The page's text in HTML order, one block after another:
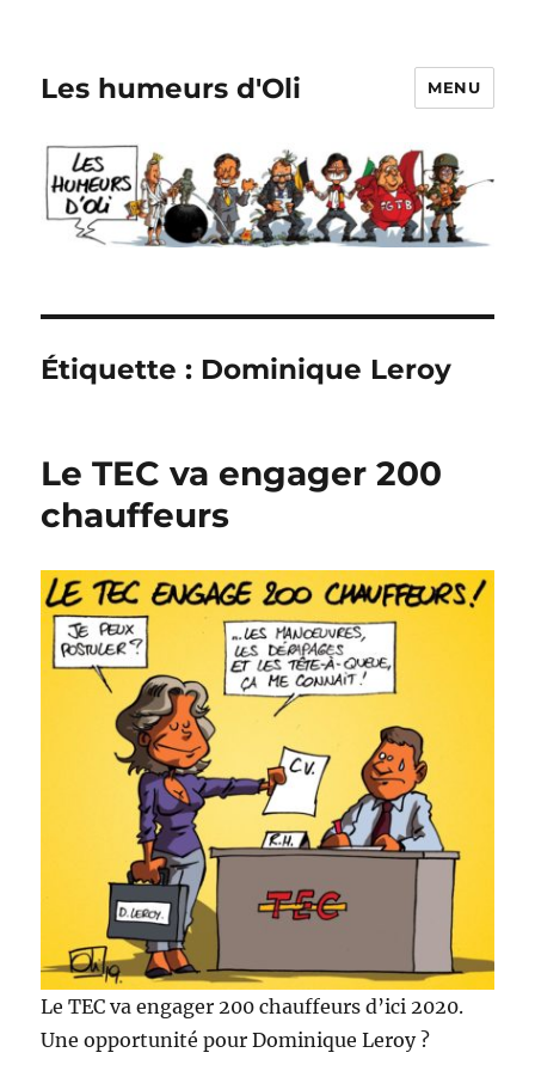
Les humeurs d'Oli MENU
Étiquette : Dominique Leroy
Le TEC va engager 200
chauffeurs
Le TEC va engager 200 chauffeurs d’ici 2020.
Une opportunité pour Dominique Leroy ?